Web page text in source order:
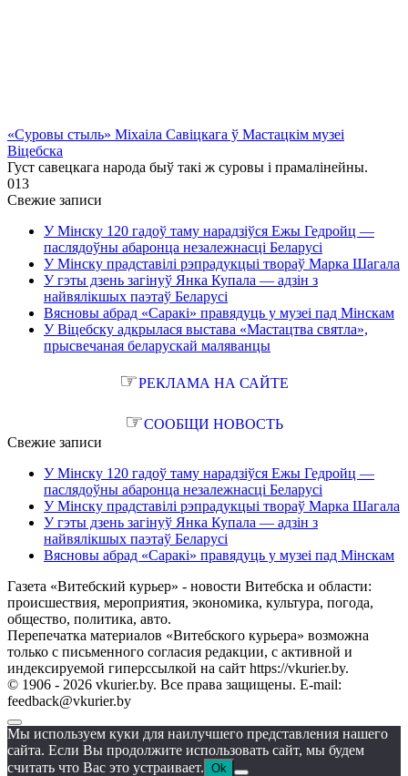
«Суровы стыль» Міхаіла Савіцкага ў Мастацкім музеі
Віцебска
Густ савецкага народа быў такі ж суровы і прамалінейны.
013
Свежие записи
У Мінску 120 гадоў таму нарадзіўся Ежы Гедройц —
паслядоўны абаронца незалежнасці Беларусі
У Мінску прадставілі рэпрадукцыі твораў Марка Шагала
У гэты дзень загінуў Янка Купала — адзін з
найвялікшых паэтаў Беларусі
Вясновы абрад «Саракі» правядуць у музеі пад Мінскам
У Віцебску адкрылася выстава «Мастацтва святла»,
прысвечаная беларускай маляванцы
☞РЕКЛАМА НА САЙТЕ
☞СООБЩИ НОВОСТЬ
Свежие записи
У Мінску 120 гадоў таму нарадзіўся Ежы Гедройц —
паслядоўны абаронца незалежнасці Беларусі
У Мінску прадставілі рэпрадукцыі твораў Марка Шагала
У гэты дзень загінуў Янка Купала — адзін з
найвялікшых паэтаў Беларусі
Вясновы абрад «Саракі» правядуць у музеі пад Мінскам
Газета «Витебский курьер» - новости Витебска и области:
происшествия, мероприятия, экономика, культура, погода,
общество, политика, авто.
Перепечатка материалов «Витебского курьера» возможна
только с письменного согласия редакции, с активной и
индексируемой гиперссылкой на сайт https://vkurier.by.
© 1906 - 2026 vkurier.by. Все права защищены. E-mail:
feedback@vkurier.by
Мы используем куки для наилучшего представления нашего
сайта. Если Вы продолжите использовать сайт, мы будем
считать что Вас это устраивает. Ok